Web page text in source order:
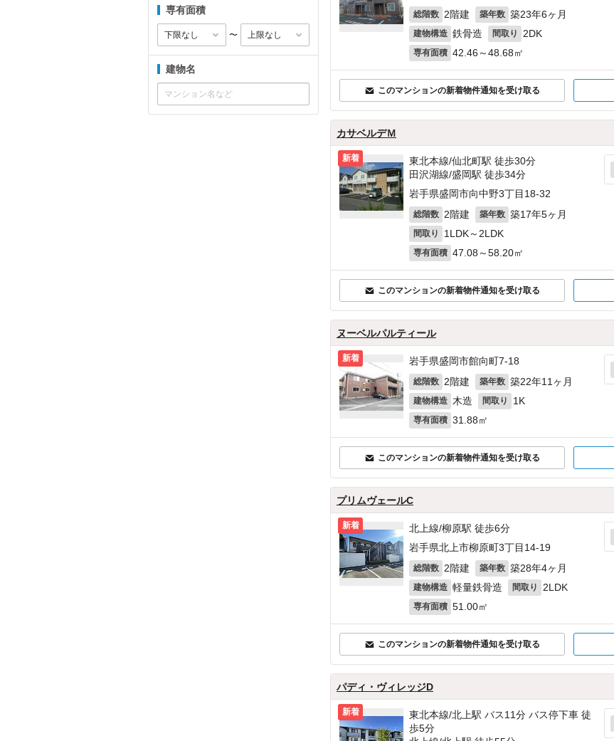
専有面積
〜
建物名
総階数 2階建 築年数 築23年6ヶ月
建物構造 鉄骨造 間取り 2DK
専有面積 42.46～48.68㎡
このマンションの新着物件通知を受け取る
カサベルデＭ
新着
東北本線/仙北町駅 徒歩30分
田沢湖線/盛岡駅 徒歩34分
岩手県盛岡市向中野3丁目18-32
総階数 2階建 築年数 築17年5ヶ月
間取り 1LDK～2LDK
専有面積 47.08～58.20㎡
このマンションの新着物件通知を受け取る
ヌーベルパルティール
新着 岩手県盛岡市館向町7-18
総階数 2階建 築年数 築22年11ヶ月
建物構造 木造 間取り 1K
専有面積 31.88㎡
このマンションの新着物件通知を受け取る
プリムヴェールC
新着
北上線/柳原駅 徒歩6分
岩手県北上市柳原町3丁目14-19
総階数 2階建 築年数 築28年4ヶ月
建物構造 軽量鉄骨造 間取り 2LDK
専有面積 51.00㎡
このマンションの新着物件通知を受け取る
パディ・ヴィレッジD
新着
東北本線/北上駅 バス11分 バス停下車 徒
歩5分